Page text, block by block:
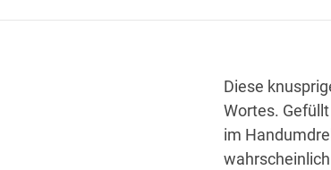
Diese
Wortes.
im